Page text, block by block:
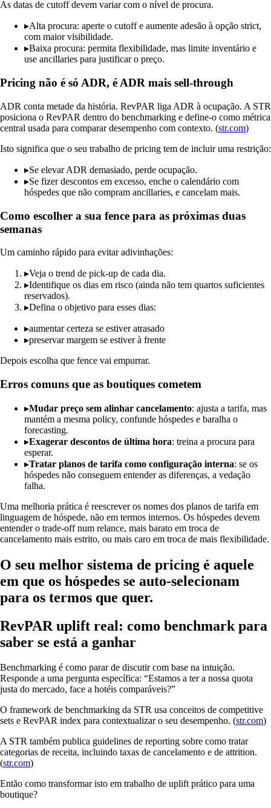
As datas de cutoff devem variar com o nível de procura.
▸Alta procura: aperte o cutoff e aumente adesão à opção strict,
com maior visibilidade.
▸Baixa procura: permita flexibilidade, mas limite inventário e
use ancillaries para justificar o preço.
Pricing não é só ADR, é ADR mais sell-through
ADR conta metade da história. RevPAR liga ADR à ocupação. A STR
posiciona o RevPAR dentro do benchmarking e define-o como métrica
central usada para comparar desempenho com contexto. (str.com)
Isto significa que o seu trabalho de pricing tem de incluir uma restrição:
▸Se elevar ADR demasiado, perde ocupação.
▸Se fizer descontos em excesso, enche o calendário com
hóspedes que não compram ancillaries, e cancelam mais.
Como escolher a sua fence para as próximas duas
semanas
Um caminho rápido para evitar adivinhações:
▸Veja o trend de pick-up de cada dia.
▸Identifique os dias em risco (ainda não tem quartos suficientes
reservados).
▸Defina o objetivo para esses dias:
▸aumentar certeza se estiver atrasado
▸preservar margem se estiver à frente
Depois escolha que fence vai empurrar.
Erros comuns que as boutiques cometem
▸Mudar preço sem alinhar cancelamento: ajusta a tarifa, mas
mantém a mesma policy, confunde hóspedes e baralha o
forecasting.
▸Exagerar descontos de última hora: treina a procura para
esperar.
▸Tratar planos de tarifa como configuração interna: se os
hóspedes não conseguem entender as diferenças, a vedação
falha.
Uma melhoria prática é reescrever os nomes dos planos de tarifa em
linguagem de hóspede, não em termos internos. Os hóspedes devem
entender o trade-off num relance, mais barato em troca de
cancelamento mais estrito, ou mais caro em troca de mais flexibilidade.
O seu melhor sistema de pricing é aquele
em que os hóspedes se auto-selecionam
para os termos que quer.
RevPAR uplift real: como benchmark para
saber se está a ganhar
Benchmarking é como parar de discutir com base na intuição.
Responde a uma pergunta específica: “Estamos a ter a nossa quota
justa do mercado, face a hotéis comparáveis?”
O framework de benchmarking da STR usa conceitos de competitive
sets e RevPAR index para contextualizar o seu desempenho. (str.com)
A STR também publica guidelines de reporting sobre como tratar
categorias de receita, incluindo taxas de cancelamento e de attrition.
(str.com)
Então como transformar isto em trabalho de uplift prático para uma
boutique?